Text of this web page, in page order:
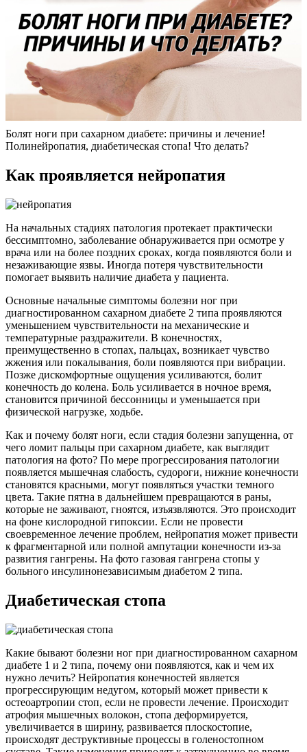
Болят ноги при сахарном диабете: причины и лечение!
Полинейропатия, диабетическая стопа! Что делать?
Как проявляется нейропатия
На начальных стадиях патология протекает практически
бессимптомно, заболевание обнаруживается при осмотре у
врача или на более поздних сроках, когда появляются боли и
незаживающие язвы. Иногда потеря чувствительности
помогает выявить наличие диабета у пациента.
Основные начальные симптомы болезни ног при
диагностированном сахарном диабете 2 типа проявляются
уменьшением чувствительности на механические и
температурные раздражители. В конечностях,
преимущественно в стопах, пальцах, возникает чувство
жжения или покалывания, боли появляются при вибрации.
Позже дискомфортные ощущения усиливаются, болит
конечность до колена. Боль усиливается в ночное время,
становится причиной бессонницы и уменьшается при
физической нагрузке, ходьбе.
Как и почему болят ноги, если стадия болезни запущенна, от
чего ломит пальцы при сахарном диабете, как выглядит
патология на фото? По мере прогрессирования патологии
появляется мышечная слабость, судороги, нижние конечности
становятся красными, могут появляться участки темного
цвета. Такие пятна в дальнейшем превращаются в раны,
которые не заживают, гноятся, изъязвляются. Это происходит
на фоне кислородной гипоксии. Если не провести
своевременное лечение проблем, нейропатия может привести
к фрагментарной или полной ампутации конечности из-за
развития гангрены. На фото газовая гангрена стопы у
больного инсулинонезависимым диабетом 2 типа.
Диабетическая стопа
Какие бывают болезни ног при диагностированном сахарном
диабете 1 и 2 типа, почему они появляются, как и чем их
нужно лечить? Нейропатия конечностей является
прогрессирующим недугом, который может привести к
остеоартропии стоп, если не провести лечение. Происходит
атрофия мышечных волокон, стопа деформируется,
увеличивается в ширину, развивается плоскостопие,
происходят деструктивные процессы в голеностопном